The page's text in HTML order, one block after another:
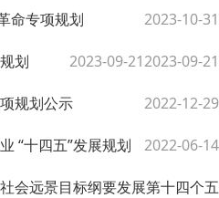
2023-10-31
命专项规划
2023-09-21
划 2023-09-21
规划公示 2022-12-29
“十四五”发展规划 2022-06-14
会远景目标纲要发展第十四个五